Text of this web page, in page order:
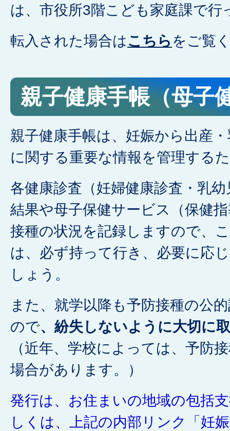
は、市役所3階こども家庭課で行
転入された場合はこちら をご覧
親子健康手帳（母子
親子健康手帳は、妊娠から出産
に関する重要な情報を管理する
各健康診査（妊婦健康診査・乳
結果や母子保健サービス（保健
接種の状況を記録しますので、
は、必ず持って行き、必要に応
しょう。
また、就学以降も予防接種の公
ので、紛失しないように大切に
（近年、学校によっては、予防
場合があります。）
発行は、お住まいの地域の包括
しくは、上記の内部リンク「妊